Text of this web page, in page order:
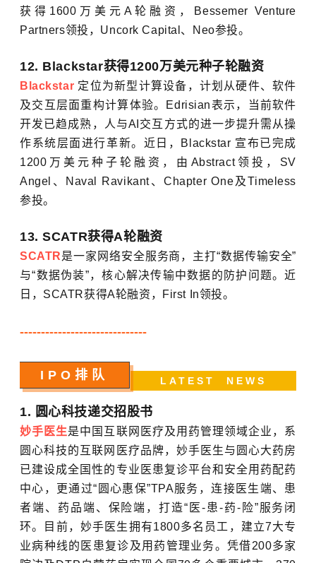
获得1600万美元A轮融资，Bessemer Venture
Partners领投，Uncork Capital、Neo参投。
12. Blackstar获得1200万美元种子轮融资
Blackstar 定位为新型计算设备，计划从硬件、软件
及交互层面重构计算体验。Edrisian表示，当前软件
开发已趋成熟，人与AI交互方式的进一步提升需从操
作系统层面进行革新。近日，Blackstar 宣布已完成
1200万美元种子轮融资，由Abstract领投，SV
Angel、Naval Ravikant、Chapter One及Timeless
参投。
13. SCATR获得A轮融资
SCATR是一家网络安全服务商，主打“数据传输安全”
与“数据伪装”，核心解决传输中数据的防护问题。近
日，SCATR获得A轮融资，First In领投。
------------------------------
IPO排队 LATEST NEWS
1. 圆心科技递交招股书
妙手医生是中国互联网医疗及用药管理领域企业，系
圆心科技的互联网医疗品牌，妙手医生与圆心大药房
已建设成全国性的专业医患复诊平台和安全用药配药
中心，更通过“圆心惠保”TPA服务，连接医生端、患
者端、药品端、保险端，打造“医-患-药-险”服务闭
环。目前，妙手医生拥有1800多名员工，建立7大专
业病种线的医患复诊及用药管理业务。凭借200多家